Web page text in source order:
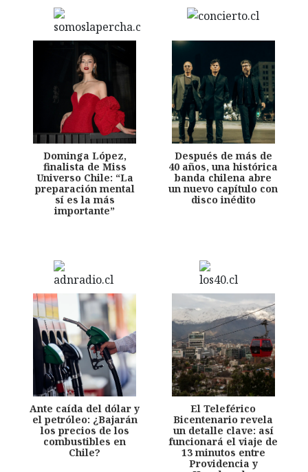
Dominga López,
finalista de Miss
Universo Chile: “La
preparación mental
sí es la más
importante”
Después de más de
40 años, una histórica
banda chilena abre
un nuevo capítulo con
disco inédito
Ante caída del dólar y
el petróleo: ¿Bajarán
los precios de los
combustibles en
Chile?
El Teleférico
Bicentenario revela
un detalle clave: así
funcionará el viaje de
13 minutos entre
Providencia y